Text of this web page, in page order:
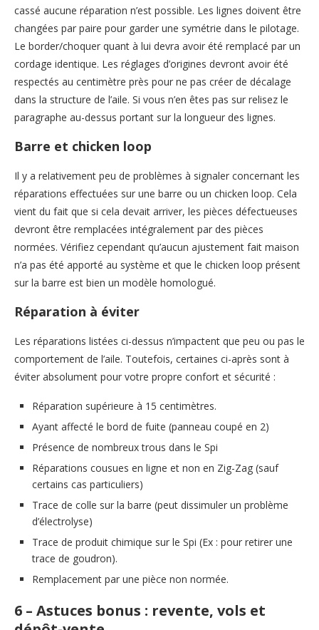
cassé aucune réparation n’est possible. Les lignes doivent être
changées par paire pour garder une symétrie dans le pilotage.
Le border/choquer quant à lui devra avoir été remplacé par un
cordage identique. Les réglages d’origines devront avoir été
respectés au centimètre près pour ne pas créer de décalage
dans la structure de l’aile. Si vous n’en êtes pas sur relisez le
paragraphe au-dessus portant sur la longueur des lignes.
Barre et chicken loop
Il y a relativement peu de problèmes à signaler concernant les
réparations effectuées sur une barre ou un chicken loop. Cela
vient du fait que si cela devait arriver, les pièces défectueuses
devront être remplacées intégralement par des pièces
normées. Vérifiez cependant qu’aucun ajustement fait maison
n’a pas été apporté au système et que le chicken loop présent
sur la barre est bien un modèle homologué.
Réparation à éviter
Les réparations listées ci-dessus n’impactent que peu ou pas le
comportement de l’aile. Toutefois, certaines ci-après sont à
éviter absolument pour votre propre confort et sécurité :
Réparation supérieure à 15 centimètres.
Ayant affecté le bord de fuite (panneau coupé en 2)
Présence de nombreux trous dans le Spi
Réparations cousues en ligne et non en Zig-Zag (sauf
certains cas particuliers)
Trace de colle sur la barre (peut dissimuler un problème
d’électrolyse)
Trace de produit chimique sur le Spi (Ex : pour retirer une
trace de goudron).
Remplacement par une pièce non normée.
6 – Astuces bonus : revente, vols et